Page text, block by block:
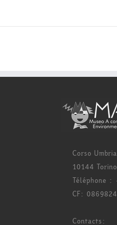
Corso
10144 Torino
Téléphone
CF:
Contacts: